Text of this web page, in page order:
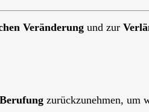
Veränderung und zur
Berufungzurückzunehmen, um